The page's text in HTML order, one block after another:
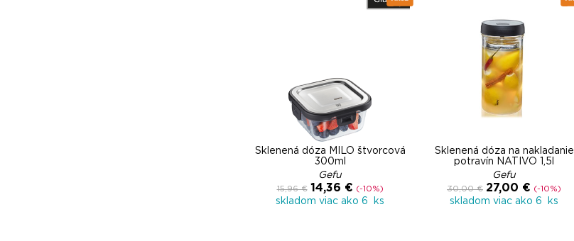
Sklenená dóza MILO štvorcová
300ml
Gefu
15,96 € 14,36 € (-10%)
skladom viac ako 6 ks
Sklenená dóza na nakladanie
potravín NATIVO 1,5l
Gefu
30,00 € 27,00 € (-10%)
skladom viac ako 6 ks